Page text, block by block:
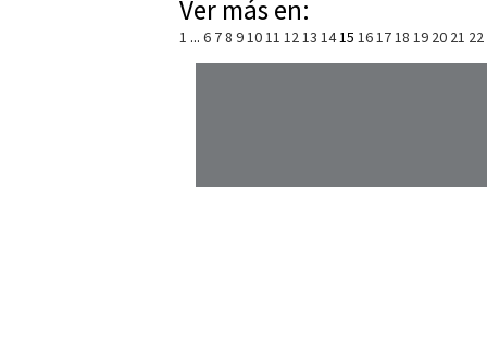
Ver más en:
1 ... 6 78 91011 1213 1415 161718 19 20 21 22